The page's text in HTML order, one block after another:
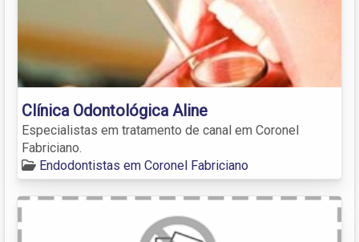
Clínica Odontológica Aline
Especialistas em tratamento de canal em Coronel
Fabriciano.
Endodontistas em Coronel Fabriciano